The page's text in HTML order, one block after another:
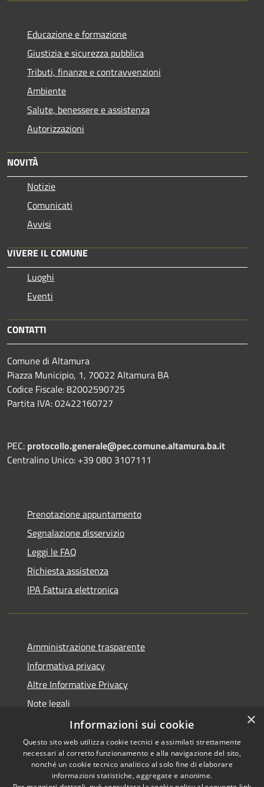
Educazione e formazione
Giustizia e sicurezza pubblica
Tributi, finanze e contravvenzioni
Ambiente
Salute, benessere e assistenza
Autorizzazioni
NOVITÀ
Notizie
Comunicati
Avvisi
VIVERE IL COMUNE
Luoghi
Eventi
CONTATTI
Comune di Altamura
Piazza Municipio, 1, 70022 Altamura BA
Codice Fiscale: 82002590725
Partita IVA: 02422160727
PEC: protocollo.generale@pec.comune.altamura.ba.it
Centralino Unico: +39 080 3107111
Prenotazione appuntamento
Segnalazione disservizio
Leggi le FAQ
Richiesta assistenza
IPA Fattura elettronica
Amministrazione trasparente
Informativa privacy
Altre Informative Privacy
Note legali
Dichiarazione di accessibilità
RSS Copyright © 2026 • Comune di
×
Informazioni sui cookie
Questo sito web utilizza cookie tecnici e assimilati strettamente
necessari al corretto funzionamento e alla navigazione del sito,
nonché un cookie tecnico analitico al solo fine di elaborare
informazioni statistiche, aggregate e anonime.